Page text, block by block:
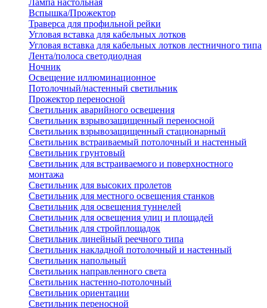
Лампа настольная
Вспышка/Прожектор
Траверса для профильной рейки
Угловая вставка для кабельных лотков
Угловая вставка для кабельных лотков лестничного типа
Лента/полоса светодиодная
Ночник
Освещение иллюминационное
Потолочный/настенный светильник
Прожектор переносной
Светильник аварийного освещения
Светильник взрывозащищенный переносной
Светильник взрывозащищенный стационарный
Светильник встраиваемый потолочный и настенный
Светильник грунтовый
Светильник для встраиваемого и поверхностного
монтажа
Светильник для высоких пролетов
Светильник для местного освещения станков
Светильник для освещения туннелей
Светильник для освещения улиц и площадей
Светильник для стройплощадок
Светильник линейный реечного типа
Светильник накладной потолочный и настенный
Светильник напольный
Светильник направленного света
Светильник настенно-потолочный
Светильник ориентации
Светильник переносной